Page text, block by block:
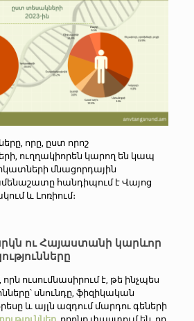
որը, ըստ որոշ
ուղղակիորեն կարող են կապ
մնացորդային
հանդիպում է Վայոց
և Լոռիում։
ու Հայաստանի կարևոր
ուսումնասիրում է, թե ինչպես
սնունդը, ֆիզիկական
և այլն ազդում մարդու գեների